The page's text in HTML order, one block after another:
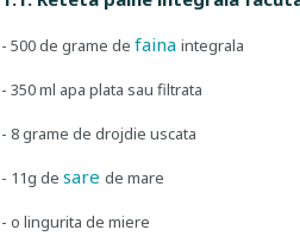
- 500 de grame de faina integrala
- 350 ml apa plata sau filtrata
- 8 grame de drojdie uscata
- 11g de sare de mare
- o lingurita de miere